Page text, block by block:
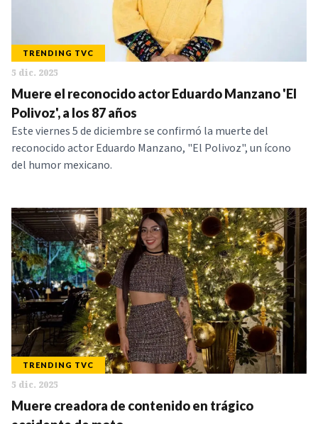
TRENDING TVC
5 dic. 2025
Muere el reconocido actor Eduardo Manzano 'El
Polivoz', a los 87 años
Este viernes 5 de diciembre se confirmó la muerte del
reconocido actor Eduardo Manzano, "El Polivoz", un ícono
del humor mexicano.
TRENDING TVC
5 dic. 2025
Muere creadora de contenido en trágico